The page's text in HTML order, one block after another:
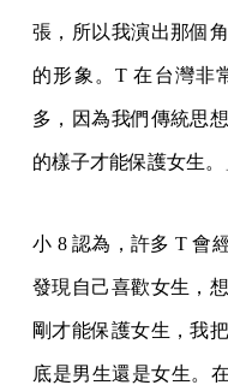
張，所以我演出那個
的形象。T 在台灣非
多，因為我們傳統思
的樣子才能保護女生。
小 8 認為，許多 T 會
發現自己喜歡女生，
剛才能保護女生，我
底是男生還是女生。